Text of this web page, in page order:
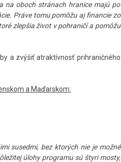
na oboch stránach hranice majú po
Práve tomu pomôžu aj financie zo
zlepšia život v pohraničí a pomôžu
a zvýšiť atraktívnosť prihraničného
a Maďarskom:
susedmi, bez ktorých nie je možné
úlohy programu sú štyri mosty,